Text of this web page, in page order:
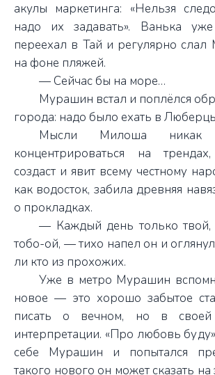
акулы маркетинга: «Нельзя
надо их задавать». Ванька
переехал в Тай и регулярно
на фоне пляжей.
— Сейчас бы на море…
Мурашин встал и поплёлся
города: надо было ехать в
Мысли Милоша никак
концентрироваться на
создаст и явит всему честному
как водосток, забила древняя
о прокладках.
— Каждый день только твой,
тобо-ой, — тихо напел он и
ли кто из прохожих.
Уже в метро Мурашин
новое — это хорошо забытое
писать о вечном, но в своей
интерпретации. «Про любовь
себе Мурашин и попытался
такого нового он может сказать на